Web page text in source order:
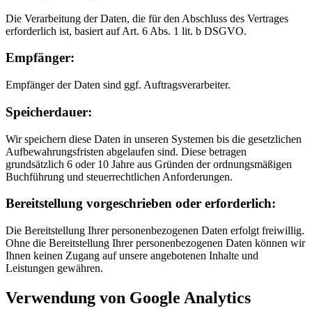
Die Verarbeitung der Daten, die für den Abschluss des Vertrages
erforderlich ist, basiert auf Art. 6 Abs. 1 lit. b DSGVO.
Empfänger:
Empfänger der Daten sind ggf. Auftragsverarbeiter.
Speicherdauer:
Wir speichern diese Daten in unseren Systemen bis die gesetzlichen
Aufbewahrungsfristen abgelaufen sind. Diese betragen
grundsätzlich 6 oder 10 Jahre aus Gründen der ordnungsmäßigen
Buchführung und steuerrechtlichen Anforderungen.
Bereitstellung vorgeschrieben oder erforderlich:
Die Bereitstellung Ihrer personenbezogenen Daten erfolgt freiwillig.
Ohne die Bereitstellung Ihrer personenbezogenen Daten können wir
Ihnen keinen Zugang auf unsere angebotenen Inhalte und
Leistungen gewähren.
Verwendung von Google Analytics